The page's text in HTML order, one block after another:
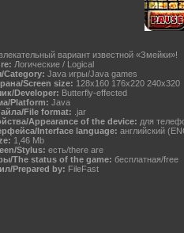
вариант известной «Змейки»!
Логические / Logical
Category: Java игры/Java games
Screen size: 128х160 176х220 240х320
Developer: Butterfly-effected
Platform: Java
File format: .jar
Appearance of the device: для
Interface language: английский
1,46 Mb
Stylus: есть/there are
The status of the game: бесплатная/free
Prepared by: FileFast